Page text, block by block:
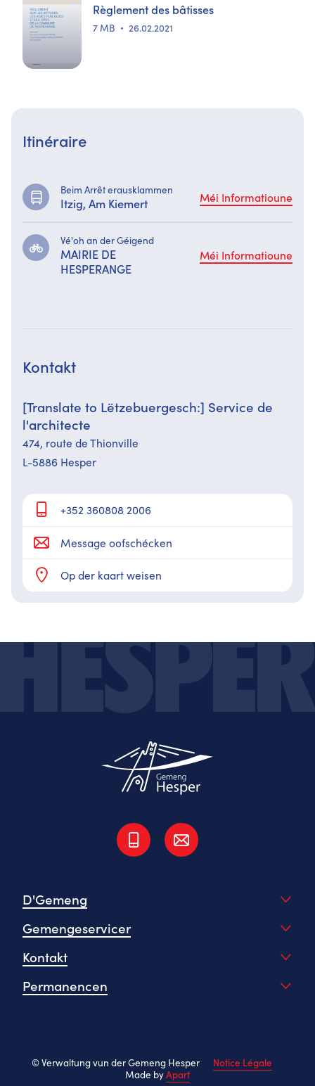
Règlement des bâtisses
7 MB 26.02.2021
Itinéraire
Beim Arrêt erausklammen
Itzig, Am Kiemert Méi Informatioune
Vé'oh an der Géigend
MAIRIE DE
HESPERANGE
Méi Informatioune
Kontakt
[Translate to Lëtzebuergesch:] Service de
l'architecte
474,​ route de Thionville
L-5886 Hesper
+352 360808 2006
Message oofschécken
Op der kaart weisen
D'Gemeng
Gemengeservicer
Kontakt
Permanencen
© Verwaltung vun der Gemeng Hesper
Notice Légale
Made byApart